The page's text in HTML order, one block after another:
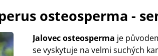
osteosperma -
Jalovec osteosperma je
se vyskytuje na velmi suchých